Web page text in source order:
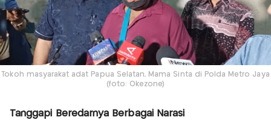
Tokoh masyarakat adat Papua Selatan, Mama Sinta di Polda Metro Jaya
(foto: Okezone)
Tanggapi Beredarnya Berbagai Narasi